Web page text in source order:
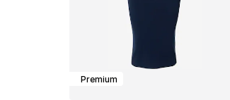
Premium